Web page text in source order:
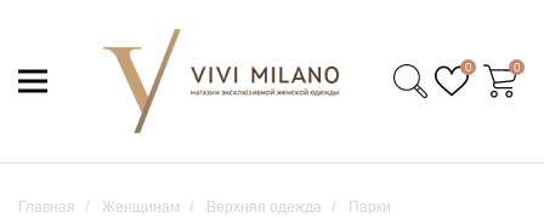
0 0
Главная Женщинам Верхняя одежда
Парки